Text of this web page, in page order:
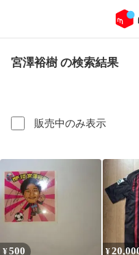
宮澤裕樹 の検索結果
販売中のみ表示
¥500 ¥